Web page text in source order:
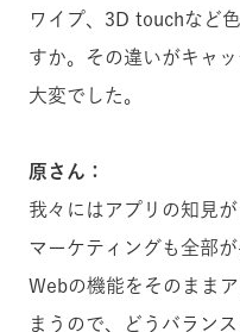
ワイプ、3D touchなど
すか。その違いがキャ
大変でした。
原さん：
我々にはアプリの知見
マーケティングも全部
Webの機能をそのまま
まうので、どうバラン